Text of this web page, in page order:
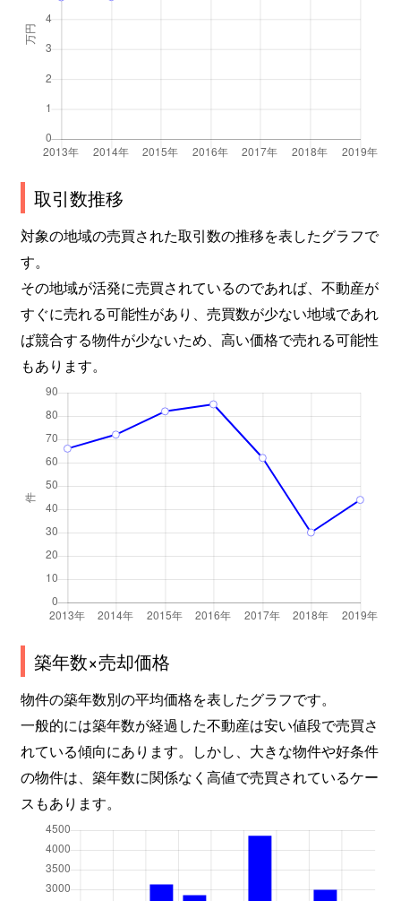
取引数推移
対象の地域の売買された取引数の推移を表したグラフで
す。
その地域が活発に売買されているのであれば、不動産が
すぐに売れる可能性があり、売買数が少ない地域であれ
ば競合する物件が少ないため、高い価格で売れる可能性
もあります。
築年数×売却価格
物件の築年数別の平均価格を表したグラフです。
一般的には築年数が経過した不動産は安い値段で売買さ
れている傾向にあります。しかし、大きな物件や好条件
の物件は、築年数に関係なく高値で売買されているケー
スもあります。